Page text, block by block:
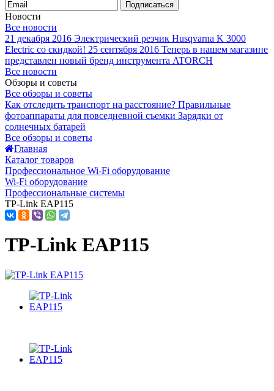
Подписаться
Новости
Все новости
21 декабря 2016 Электрический резчик Husqvarna K 3000
Electric со скидкой! 25 сентября 2016 Теперь в нашем магазине
представлен новый бренд инструмента ATORCH
Все новости
Обзоры и советы
Все обзоры и советы
Как отследить транспорт на расстояние? Правильные
фотоаппараты для повседневной съемки Зарядки от
солнечных батарей
Все обзоры и советы
Главная
Каталог товаров
Профессиональное Wi-Fi оборудование
Wi-Fi оборудование
Профессиональные системы
TP-Link EAP115
TP-Link EAP115